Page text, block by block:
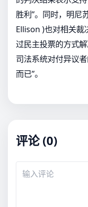
胜利”。同时，明尼
Ellison )也对相关裁
过民主投票的方式
司法系统对付异议
而已”。
评论 (0)